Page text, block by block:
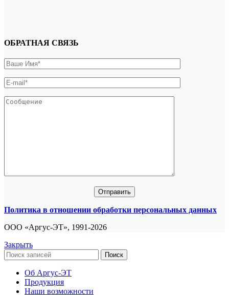
ОБРАТНАЯ СВЯЗЬ
Политика в отношении обработки персональных данных
ООО «Аргус-ЭТ», 1991-2026
Закрыть
Поиск
Об Аргус-ЭТ
Продукция
Наши возможности